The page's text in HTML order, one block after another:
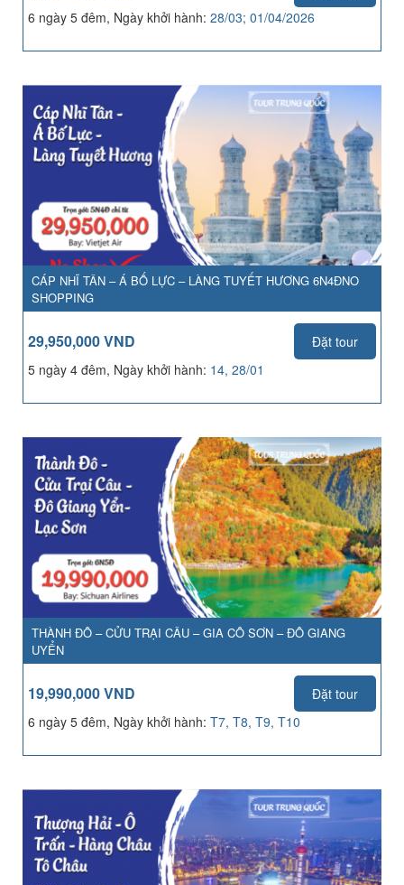
6 ngày 5 đêm, Ngày khởi hành: 28/03; 01/04/2026
CÁP NHĨ TÂN – Á BỐ LỰC – LÀNG TUYẾT HƯƠNG 6N4ĐNO
SHOPPING
29,950,000 VND
Đặt tour
5 ngày 4 đêm, Ngày khởi hành: 14, 28/01
THÀNH ĐÔ – CỬU TRẠI CÂU – GIA CÔ SƠN – ĐÔ GIANG
UYỂN
19,990,000 VND
Đặt tour
6 ngày 5 đêm, Ngày khởi hành: T7, T8, T9, T10